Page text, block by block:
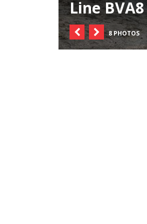
Line BVA8
8 PHOTOS